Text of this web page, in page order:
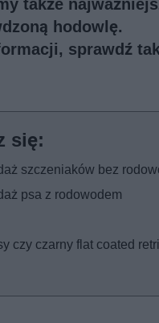
hodowlę.
sprawdź
szczeniaków bez
psa z rodowodem
czy czarny flat coated